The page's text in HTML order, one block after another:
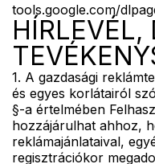
tools.google.com/
HÍRLEVÉL,
1. A gazdasági
és egyes korlátairól
§-a értelmében
hozzájárulhat ahhoz,
reklámajánlataival,
regisztrációkor